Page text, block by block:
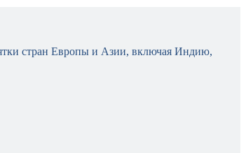
стран Европы и Азии, включая Индию,